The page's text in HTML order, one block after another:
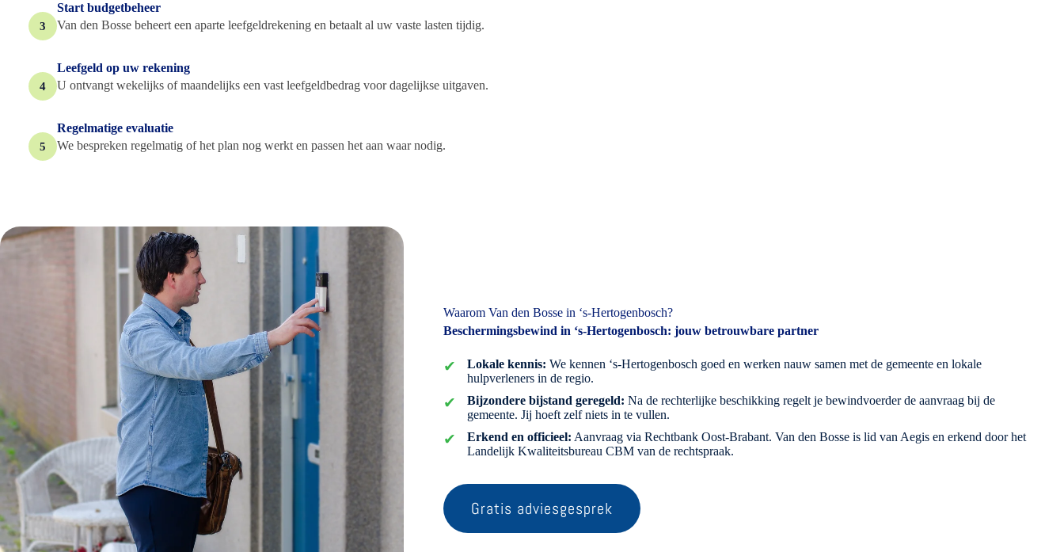
3
Start budgetbeheer
Van den Bosse beheert een aparte leefgeldrekening en betaalt al uw vaste lasten tijdig.
4
Leefgeld op uw rekening
U ontvangt wekelijks of maandelijks een vast leefgeldbedrag voor dagelijkse uitgaven.
5
Regelmatige evaluatie
We bespreken regelmatig of het plan nog werkt en passen het aan waar nodig.
Waarom Van den Bosse in ‘s-Hertogenbosch?
Beschermingsbewind in ‘s-Hertogenbosch: jouw betrouwbare partner
Lokale kennis: We kennen ‘s-Hertogenbosch goed en werken nauw samen met de gemeente en lokale
hulpverleners in de regio.
Bijzondere bijstand geregeld: Na de rechterlijke beschikking regelt je bewindvoerder de aanvraag bij de
gemeente. Jij hoeft zelf niets in te vullen.
Erkend en officieel: Aanvraag via Rechtbank Oost-Brabant. Van den Bosse is lid van Aegis en erkend door het
Landelijk Kwaliteitsbureau CBM van de rechtspraak.
Gratis adviesgesprek